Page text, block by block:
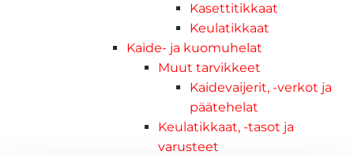
Kasettitikkaat
Keulatikkaat
Kaide- ja kuomuhelat
Muut tarvikkeet
Kaidevaijerit, -verkot ja
päätehelat
Keulatikkaat, -tasot ja
varusteet